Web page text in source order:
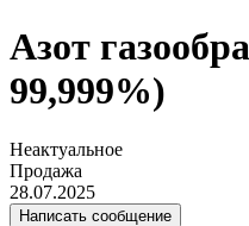
Азот
99,999%)
Неактуальное
Продажа
28.07.2025
Написать сообщение